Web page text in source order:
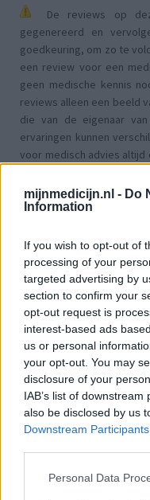
mijnmedicijn.nl - Do
Information
If you wish to opt-out of
processing of your
targeted advertising by
section to confirm your
opt-out request is
interest-based ads
us or personal
your opt-out. You may
disclosure of your
IAB’s list of
also be disclosed by us
Downstream Participants
Personal Data
De reviews op
gegenereerd en
goedkeuring, om zo te
een review voor een
geen medische kennis
reviews alleen een beeld
die van de eigenaar
ervaringen kunnen
voor medisch advies